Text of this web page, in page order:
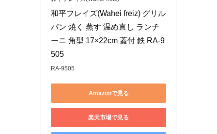
和平フレイズ(Wahei freiz) グリル
パン 焼く 蒸す 温め直し ランチ
ーニ 角型 17×22cm 蓋付 鉄 RA-9
505
RA-9505
Amazonで見る
楽天市場で見る